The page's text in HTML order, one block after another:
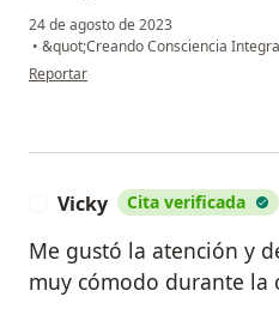
24 de agosto de 2023
• &quot;Creando Consciencia
en opinión del usuario JDMM
Reportar
Vicky Cita verificada
Me gustó la atención y
muy cómodo durante la